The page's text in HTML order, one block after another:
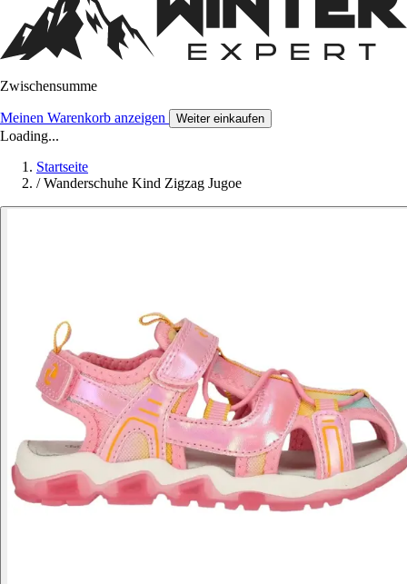
Zwischensumme
Meinen Warenkorb anzeigen Weiter einkaufen
Loading...
Startseite
/ Wanderschuhe Kind Zigzag Jugoe